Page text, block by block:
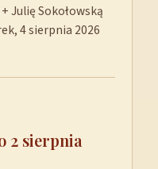
Julię Sokołowską
4 sierpnia 2026
2 sierpnia